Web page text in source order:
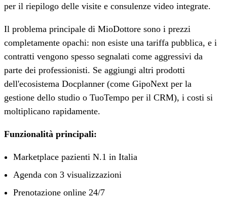
per il riepilogo delle visite e consulenze video integrate.
Il problema principale di MioDottore sono i prezzi
completamente opachi: non esiste una tariffa pubblica, e i
contratti vengono spesso segnalati come aggressivi da
parte dei professionisti. Se aggiungi altri prodotti
dell'ecosistema Docplanner (come GipoNext per la
gestione dello studio o TuoTempo per il CRM), i costi si
moltiplicano rapidamente.
Funzionalità principali:
Marketplace pazienti N.1 in Italia
Agenda con 3 visualizzazioni
Prenotazione online 24/7